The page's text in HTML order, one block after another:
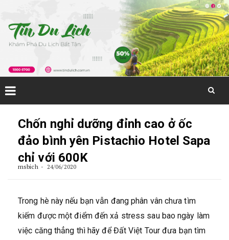
Chốn nghỉ dưỡng đỉnh cao ở ốc
đảo bình yên Pistachio Hotel Sapa
chỉ với 600K
msbich 24/06/2020
Trong hè này nếu bạn vẫn đang phân vân chưa tìm
kiếm được một điểm đến xả stress sau bao ngày làm
việc căng thẳng thì hãy để Đất Việt Tour đưa bạn tìm